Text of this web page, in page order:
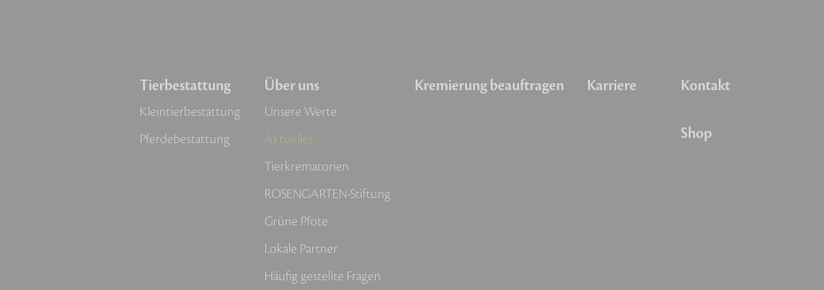
Tierbestattung
Kleintierbestattung
Pferdebestattung
Über uns
Unsere Werte
Aktuelles
Tierkrematorien
ROSENGARTEN-Stiftung
Grüne Pfote
Lokale Partner
Häufig gestellte Fragen
Kremierung beauftragen Karriere Kontakt
Shop